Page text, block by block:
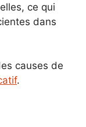
ce qui
dans
causes de
.